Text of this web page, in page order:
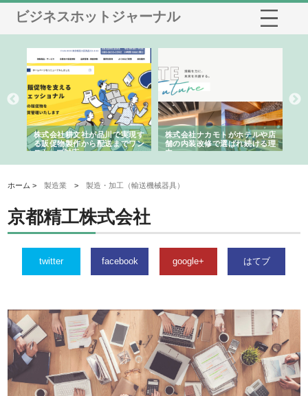
ビジネスホットジャーナル
株式会社耕文社が品川で実現す
る販促物製作から配送までワン
ストップ対応
株式会社ナカモトがホテルや店
舗の内装改修で選ばれ続ける理
由
ホーム >製造業 >製造・加工（輸送機械器具）
京都精工株式会社
twitter facebook google+ はてブ